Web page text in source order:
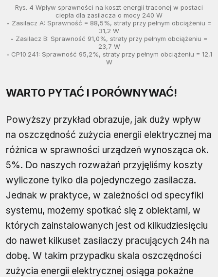
Rys. 4 Wpływ sprawności na koszt energii traconej w postaci
ciepła dla zasilacza o mocy 240 W
- Zasilacz A: Sprawność = 88,5%, straty przy pełnym obciążeniu =
31,2 W
- Zasilacz B: Sprawność 91,0%, straty przy pełnym obciążeniu =
23,7 W
- CP10.241: Sprawność 95,2%, straty przy pełnym obciążeniu = 12,1
W
WARTO PYTAĆ I PORÓWNYWAĆ!
Powyższy przykład obrazuje, jak duży wpływ
na oszczędność zużycia energii elektrycznej ma
różnica w sprawności urządzeń wynosząca ok.
5%. Do naszych rozważań przyjęliśmy koszty
wyliczone tylko dla pojedynczego zasilacza.
Jednak w praktyce, w zależności od specyfiki
systemu, możemy spotkać się z obiektami, w
których zainstalowanych jest od kilkudziesięciu
do nawet kilkuset zasilaczy pracujących 24h na
dobę. W takim przypadku skala oszczędności
zużycia energii elektrycznej osiąga pokaźne